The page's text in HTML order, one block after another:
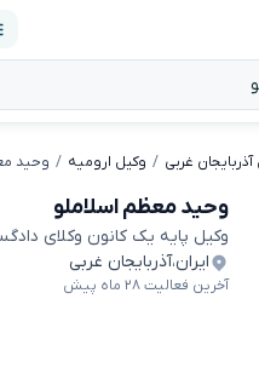
غربی وکیل ارومیه وحید
وحید معظم اسلاملو
وکیل پایه یک کانون وکلای
ایران،آذربایجان غربی
آخرین فعالیت ۲۸ ماه پیش